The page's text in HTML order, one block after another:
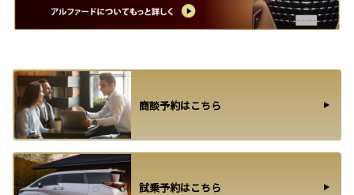
商談予約はこちら
試乗予約はこちら